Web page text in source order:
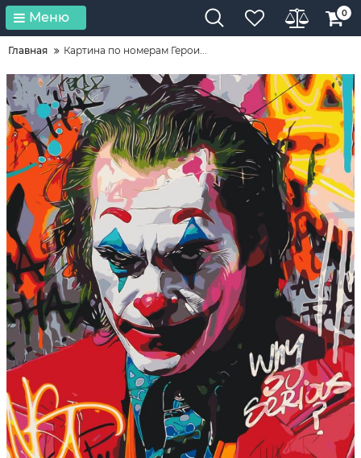
Меню 0
Главная Картина по номерам Герои...